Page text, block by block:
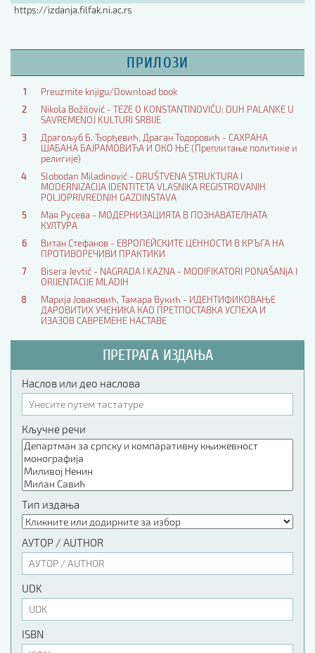
https://izdanja.filfak.ni.ac.rs
ПРИЛОЗИ
1
Preuzmite knjigu/Download book
2
Nikola Božilović - TEZE O KONSTANTINOVIĆU: DUH PALANKE U
SAVREMENOJ KULTURI SRBIJE
3
Драгољуб Б. Ђорђевић, Драган Тодоровић - САХРАНА
ШАБАНА БАЈРАМОВИЋА И ОКО ЊЕ (Преплитање политике и
религије)
4
Slobodan Miladinović - DRUŠTVENA STRUKTURA I
MODERNIZACIJA IDENTITETA VLASNIKA REGISTROVANIH
POLJOPRIVREDNIH GAZDINSTAVA
5
Мая Русева - МОДЕРНИЗАЦИЯТА В ПОЗНАВАТЕЛНАТА
КУЛТУРА
6
Витан Стефанов - ЕВРОПЕЙСКИТЕ ЦЕННОСТИ В КРЪГА НА
ПРОТИВОРЕЧИВИ ПРАКТИКИ
7
Bisera Jevtić - NAGRADA I KAZNA - MODIFIKATORI PONAŠANјA I
ORIJENTACIJE MLADIH
8
Марија Јовановић, Тамара Вукић - ИДЕНТИФИКОВАЊЕ
ДАРОВИТИХ УЧЕНИКА КАО ПРЕТПОСТАВКА УСПЕХА И
ИЗАЗОВ САВРЕМЕНЕ НАСТАВЕ
ПРЕТРАГА ИЗДАЊА
Наслов или део наслова
Кључне речи
Тип издања
АУТОР / AUTHOR
UDK
ISBN